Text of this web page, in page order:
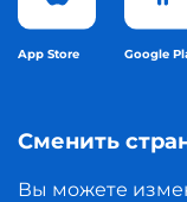
App Store Google
Сменить
Вы можете